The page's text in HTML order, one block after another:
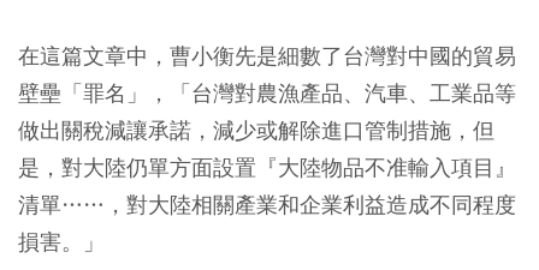
在這篇文章中，曹小衡先是細數了台灣對中國的貿易
壁壘「罪名」，「台灣對農漁產品、汽車、工業品等
做出關稅減讓承諾，減少或解除進口管制措施，但
是，對大陸仍單方面設置『大陸物品不准輸入項目』
清單……，對大陸相關產業和企業利益造成不同程度
損害。」